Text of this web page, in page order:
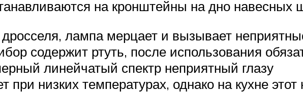
на кронштейны на дно навесных
лампа мерцает и вызывает
содержит ртуть, после использования
линейчатый спектр неприятный глазу
при низких температурах, однако на кухне